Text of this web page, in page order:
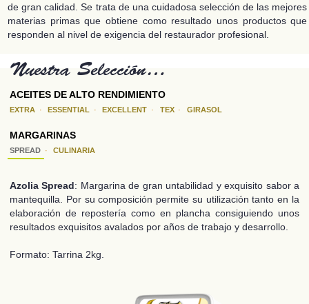
de gran calidad. Se trata de una cuidadosa selección de las mejores
materias primas que obtiene como resultado unos productos que
responden al nivel de exigencia del restaurador profesional.
Nuestra Selección…
ACEITES DE ALTO RENDIMIENTO
EXTRA ESSENTIAL EXCELLENT TEX GIRASOL
MARGARINAS
SPREAD CULINARIA
Azolia Spread: Margarina de gran untabilidad y exquisito sabor a
mantequilla. Por su composición permite su utilización tanto en la
elaboración de repostería como en plancha consiguiendo unos
resultados exquisitos avalados por años de trabajo y desarrollo.
Formato: Tarrina 2kg.